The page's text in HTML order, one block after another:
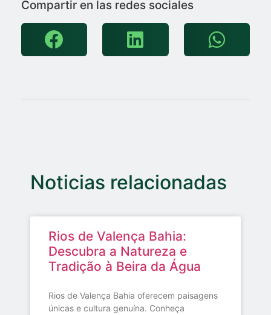
Compartir en las redes sociales
Noticias relacionadas
Rios de Valença Bahia:
Descubra a Natureza e
Tradição à Beira da Água
Rios de Valença Bahia oferecem paisagens
únicas e cultura genuína. Conheça